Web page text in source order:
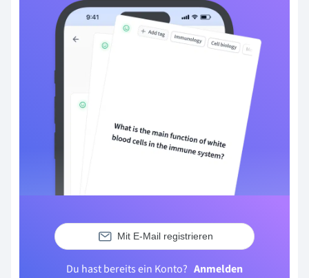
Mit E-Mail registrieren
Du hast bereits ein Konto? Anmelden